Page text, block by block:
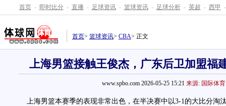
首页 - 即时比分 - 直播 - 足球资讯 - 篮球资讯 - 足球分析 - 英超 - 西甲 -
首页> 篮球资讯> CBA> 正文
上海男篮接触王俊杰，广东后卫加盟福
www.spbo.com 2026-05-25 15:21 来源: 国际体育
上海男篮本赛季的表现非常出色，在半决赛中以3-1的大比分淘